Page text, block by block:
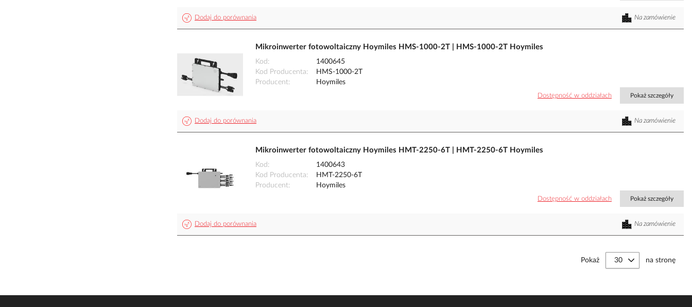
Dodaj do porównania Na zamówienie
Mikroinwerter fotowoltaiczny Hoymiles HMS-1000-2T | HMS-1000-2T Hoymiles
Kod
1400645
Kod Producenta
HMS-1000-2T
Producent
Hoymiles
Dostępność w oddziałach Pokaż szczegóły
Dodaj do porównania Na zamówienie
Mikroinwerter fotowoltaiczny Hoymiles HMT-2250-6T | HMT-2250-6T Hoymiles
Kod
1400643
Kod Producenta
HMT-2250-6T
Producent
Hoymiles
Dostępność w oddziałach Pokaż szczegóły
Dodaj do porównania Na zamówienie
Pokaż na stronę